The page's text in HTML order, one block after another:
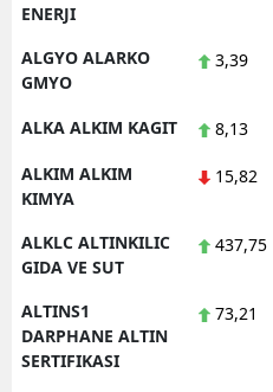
ENERJI
ALGYO ALARKO
GMYO
3,39
ALKA ALKIM KAGIT 8,13
ALKIM ALKIM
KIMYA
15,82
ALKLC ALTINKILIC
GIDA VE SUT
437,75
ALTINS1
DARPHANE ALTIN
SERTIFIKASI
73,21